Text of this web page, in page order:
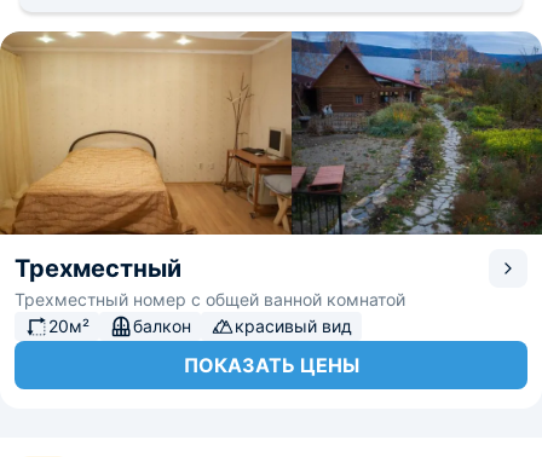
маршруты. Кроме того, отдыхающие смогут взять на
прокат велосипед, снаряжение для лыжного и водного
видов спорта.
Расстояние до Челябинска составляет примерно 120
км пути, до аэропорта - 140 км.
Трехместный
Трехместный номер с общей ванной комнатой
20м²
балкон красивый вид
ПОКАЗАТЬ ЦЕНЫ